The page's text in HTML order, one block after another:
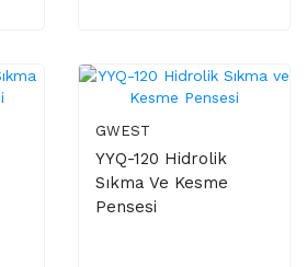
GWEST
YYQ-120 Hidrolik
Sıkma Ve Kesme
Pensesi